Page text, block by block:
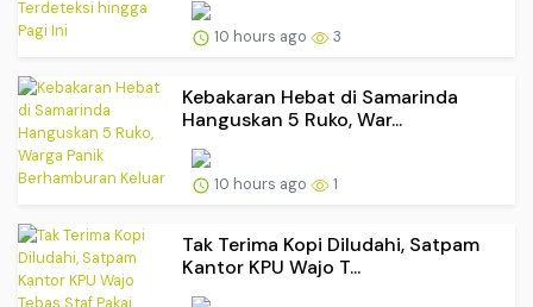
10 hours ago 3
Kebakaran Hebat di Samarinda
Hanguskan 5 Ruko, War...
10 hours ago 1
Tak Terima Kopi Diludahi, Satpam
Kantor KPU Wajo T...